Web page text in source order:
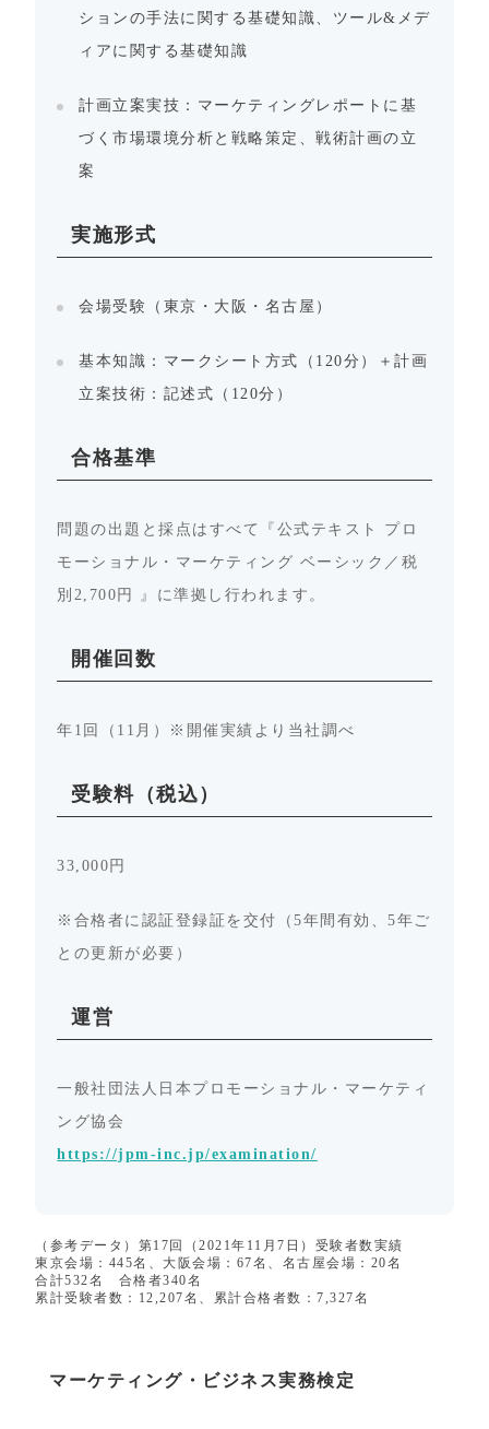
ションの手法に関する基礎知識、ツール&メデ
ィアに関する基礎知識
計画立案実技：マーケティングレポートに基
づく市場環境分析と戦略策定、戦術計画の立
案
実施形式
会場受験（東京・大阪・名古屋）
基本知識：マークシート方式（120分）＋計画
立案技術：記述式（120分）
合格基準
問題の出題と採点はすべて『公式テキスト プロ
モーショナル・マーケティング ベーシック／税
別2,700円 』に準拠し行われます。
開催回数
年1回（11月）※開催実績より当社調べ
受験料（税込）
33,000円
※合格者に認証登録証を交付（5年間有効、5年ご
との更新が必要）
運営
一般社団法人日本プロモーショナル・マーケティ
ング協会
https://jpm-inc.jp/examination/
（参考データ）第17回（2021年11月7日）受験者数実績
東京会場：445名、大阪会場：67名、名古屋会場：20名
合計532名 合格者340名
累計受験者数：12,207名、累計合格者数：7,327名
マーケティング・ビジネス実務検定